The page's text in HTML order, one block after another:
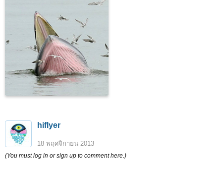
hiflyer
18 พฤศจิกายน 2013
(You must log in or sign up to comment here.)